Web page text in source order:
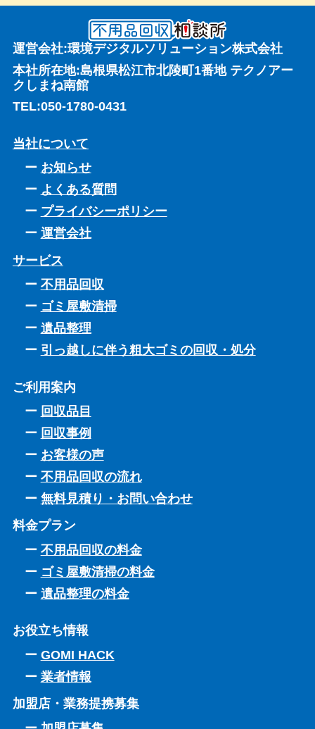
運営会社:環境デジタルソリューション株式会社
本社所在地:島根県松江市北陵町1番地 テクノアー
クしまね南館
TEL:050-1780-0431
当社について
お知らせ
よくある質問
プライバシーポリシー
運営会社
サービス
不用品回収
ゴミ屋敷清掃
遺品整理
引っ越しに伴う粗大ゴミの回収・処分
ご利用案内
回収品目
回収事例
お客様の声
不用品回収の流れ
無料見積り・お問い合わせ
料金プラン
不用品回収の料金
ゴミ屋敷清掃の料金
遺品整理の料金
お役立ち情報
GOMI HACK
業者情報
加盟店・業務提携募集